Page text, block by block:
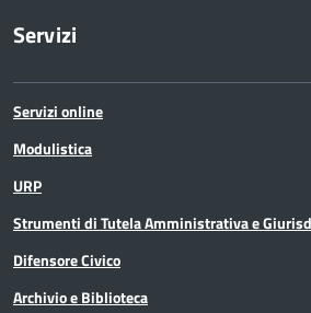
Servizi
Servizi online
Modulistica
URP
Strumenti di Tutela Amministrativa e
Difensore Civico
Archivio e Biblioteca